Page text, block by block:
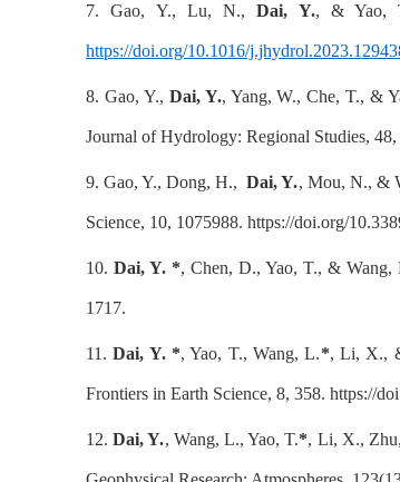
7. Gao, Y., Lu, N.,Dai, Y., & Yao,
https://doi.org/10.1016/
8. Gao, Y., Dai, Y., Yang, W., Che, T., &
Journal of Hydrology: Regional Studies,
9. Gao, Y., Dong, H., Dai, Y., Mou, N., &
Science, 10, 1075988. https://doi.org/
10.Dai, Y. *, Chen, D., Yao, T., & Wang,
1717.
11.Dai, Y. *, Yao, T., Wang, L.*, Li, X.,
Frontiers in Earth Science, 8, 358. https://
12.Dai, Y., Wang, L., Yao, T.*, Li, X.,